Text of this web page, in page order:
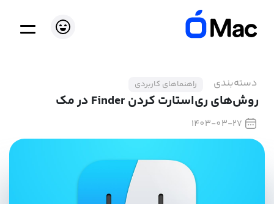
دسته‌بندی راهنماهای کاربردی
روش‌های ری‌استارت کردن Finder در مک
1403-03-27